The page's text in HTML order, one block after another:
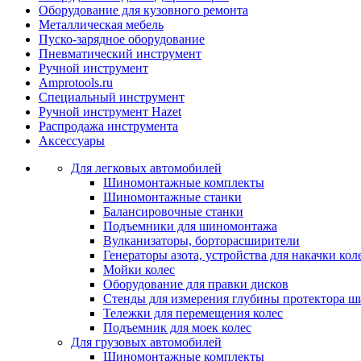
Оборудование для кузовного ремонта
Металлическая мебель
Пуско-зарядное оборудование
Пневматический инструмент
Ручной инструмент
Amprotools.ru
Специальный инструмент
Ручной инструмент Hazet
Распродажа инструмента
Аксессуары
Для легковых автомобилей
Шиномонтажные комплекты
Шиномонтажные станки
Балансировочные станки
Подъемники для шиномонтажа
Вулканизаторы, борторасширители
Генераторы азота, устройства для накачки
Мойки колес
Оборудование для правки дисков
Стенды для измерения глубины протектора
Тележки для перемещения колес
Подъемник для моек колеc
Для грузовых автомобилей
Шиномонтажные комплекты